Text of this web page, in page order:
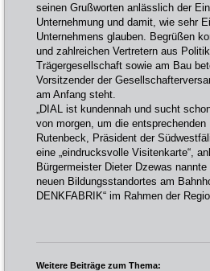
seinen Grußworten anlässlich der
Unternehmung und damit, wie sehr
Unternehmens glauben. Begrüßen
und zahlreichen Vertretern aus
Trägergesellschaft sowie am Bau
Vorsitzender der
am Anfang steht.
„DIAL ist kundennah und sucht
von morgen, um die
Rutenbeck, Präsident der
eine „eindrucksvolle Visitenkarte“,
Bürgermeister Dieter Dzewas
neuen Bildungsstandortes am
DENKFABRIK“ im Rahmen der
Weitere Beiträge zum Thema: